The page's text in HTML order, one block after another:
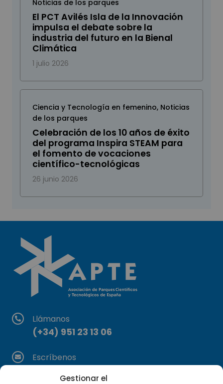
Gestionar el
Noticias de los parques
El PCT Avilés Isla de la Innovación
impulsa el debate sobre la
industria del futuro en la Bienal
Climática
1 julio 2026
Ciencia y Tecnología en femenino, Noticias
de los parques
Celebración de los 10 años de éxito
del programa Inspira STEAM para
el fomento de vocaciones
científico-tecnológicas
26 junio 2026
Llámanos
(+34) 951 23 13 06
Escríbenos